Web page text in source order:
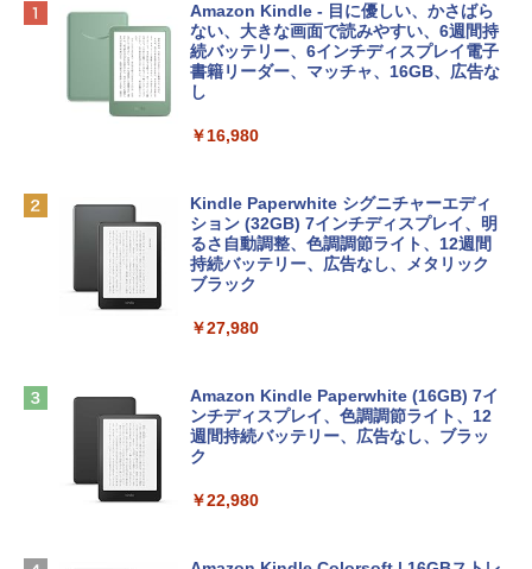
Apple 2026 MacBook Neo A18 Proチッ
プ搭載13インチノートブック：AIとAppl
e Intelligenceのために設計、Liquid Ret
inaディスプレイ、8GBユニファイドメモ
リ、256GB SSDストレージ、1080p Fac
tomtoc 360°保護 15.6 16インチ パソコ
ンケース Dell NEC Lavie ASUS HP dyna
book Lenovo対応
13インチノートブック：AIとApple Intell
igence、13.6インチLiquid Retinaディ
スプレイ、16GBユニファイドメモリ、1
TB SSDストレージ、12MPセンターフレ
D - ミッドナイト
Robloxギフトカード - 800 Robux 【限
定バーチャルアイテムを含む】 【オンラ
インゲームコード】 ロブロックス | オン
ラインコード版
定バーチャルアイテムを含む】 【オンラ
インゲームコード】 ロブロックス |オン
ラインコード版
￥1,600
インゲームコード】 ロブロックス | オン
ラインコード版
￥3,200
生成AIパスポート公式テキスト 第４版
￥1,766
￥1,292
非エンジニア 初心者 素人 でも安心 使い
めのAIコーディング入門シリーズ
￥99
AIイラスト表現辞典: 思い通りの絵を引き
Amazon Kindle - 目に優しい、かさばら
ない、大きな画面で読みやすい、6週間持
続バッテリー、6インチディスプレイ電子
書籍リーダー、マッチャ、16GB、広告な
し
￥16,980
Kindle Paperwhite シグニチャーエディ
ション (32GB) 7インチディスプレイ、明
るさ自動調整、色調調節ライト、12週間
持続バッテリー、広告なし、メタリック
ブラック
￥27,980
Amazon Kindle Paperwhite (16GB) 7イ
ンチディスプレイ、色調調節ライト、12
週間持続バッテリー、広告なし、ブラッ
ク
￥22,980